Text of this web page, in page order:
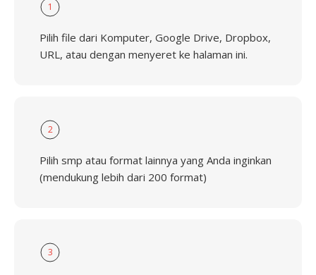
1
Pilih file dari Komputer, Google Drive, Dropbox,
URL, atau dengan menyeret ke halaman ini.
2
Pilih smp atau format lainnya yang Anda inginkan
(mendukung lebih dari 200 format)
3